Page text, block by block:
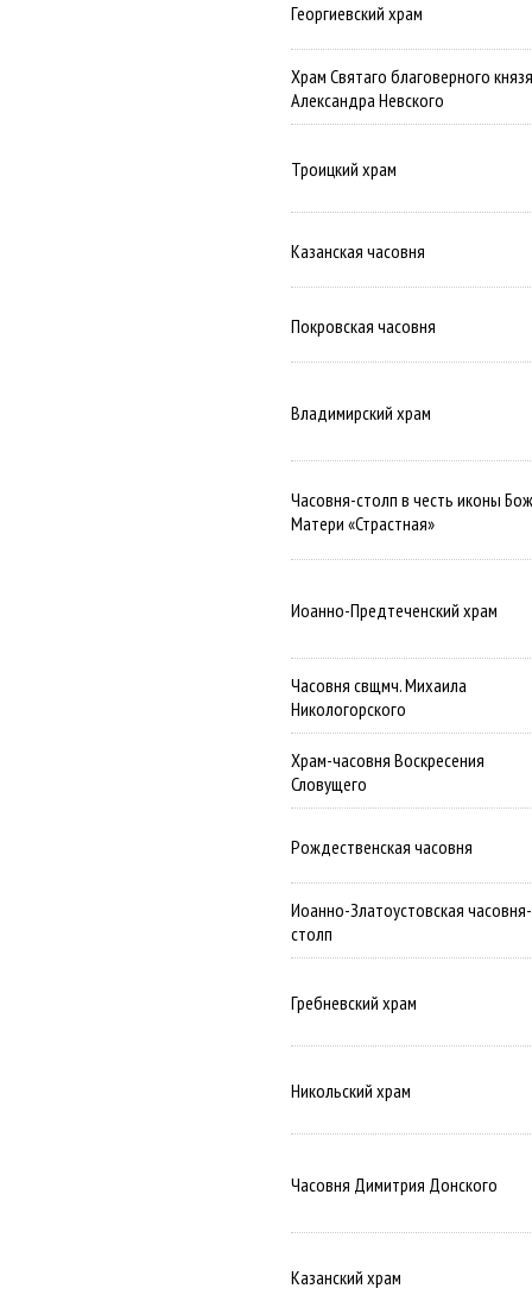
Георгиевский храм
Храм Святаго благоверного князя
Александра Невского
Троицкий храм
Казанская часовня
Покровская часовня
Владимирский храм
Часовня-столп в честь иконы
Матери «Страстная»
Иоанно-Предтеченский храм
Часовня свщмч. Михаила
Никологорского
Храм-часовня Воскресения
Словущего
Рождественская часовня
Иоанно-Златоустовская часовня-
столп
Гребневский храм
Никольский храм
Часовня Димитрия Донского
Казанский храм